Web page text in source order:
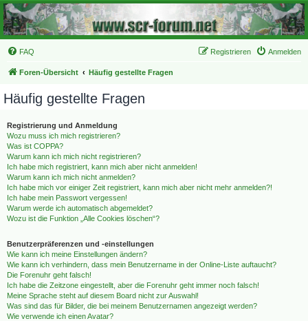
FAQ Anmelden
Registrieren
Foren-Übersicht Häufig gestellte Fragen
Häufig gestellte Fragen
Registrierung und Anmeldung
Wozu muss ich mich registrieren?
Was ist COPPA?
Warum kann ich mich nicht registrieren?
Ich habe mich registriert, kann mich aber nicht anmelden!
Warum kann ich mich nicht anmelden?
Ich habe mich vor einiger Zeit registriert, kann mich aber nicht mehr anmelden?!
Ich habe mein Passwort vergessen!
Warum werde ich automatisch abgemeldet?
Wozu ist die Funktion „Alle Cookies löschen“?
Benutzerpräferenzen und -einstellungen
Wie kann ich meine Einstellungen ändern?
Wie kann ich verhindern, dass mein Benutzername in der Online-Liste auftaucht?
Die Forenuhr geht falsch!
Ich habe die Zeitzone eingestellt, aber die Forenuhr geht immer noch falsch!
Meine Sprache steht auf diesem Board nicht zur Auswahl!
Was sind das für Bilder, die bei meinem Benutzernamen angezeigt werden?
Wie verwende ich einen Avatar?